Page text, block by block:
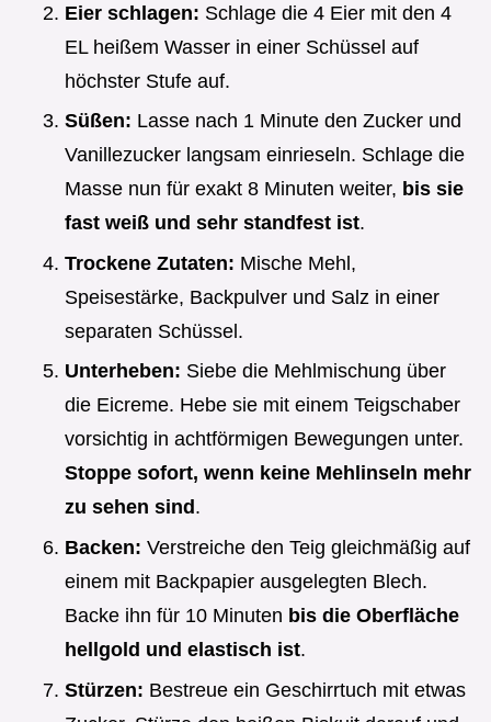
Eier schlagen: Schlage die 4 Eier mit den 4
EL heißem Wasser in einer Schüssel auf
höchster Stufe auf.
Süßen: Lasse nach 1 Minute den Zucker und
Vanillezucker langsam einrieseln. Schlage die
Masse nun für exakt 8 Minuten weiter, bis sie
fast weiß und sehr standfest ist.
Trockene Zutaten: Mische Mehl,
Speisestärke, Backpulver und Salz in einer
separaten Schüssel.
Unterheben: Siebe die Mehlmischung über
die Eicreme. Hebe sie mit einem Teigschaber
vorsichtig in achtförmigen Bewegungen unter.
Stoppe sofort, wenn keine Mehlinseln mehr
zu sehen sind .
Backen: Verstreiche den Teig gleichmäßig auf
einem mit Backpapier ausgelegten Blech.
Backe ihn für 10 Minuten bis die Oberfläche
hellgold und elastisch ist.
Stürzen: Bestreue ein Geschirrtuch mit etwas